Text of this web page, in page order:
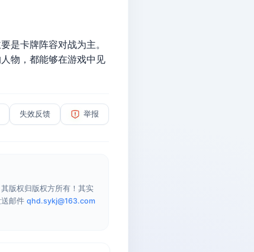
是卡牌阵容对战为主。
物，都能够在游戏中见
失效反馈 举报
版权归版权方所有！其实
邮件 qhd.sykj@163.com